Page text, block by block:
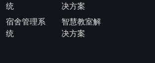
统
宿舍管理系
统
决方案
智慧教室解
决方案